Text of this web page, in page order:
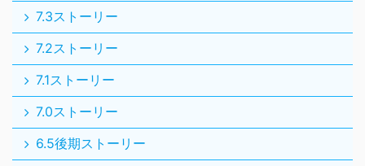
7.3ストーリー
7.2ストーリー
7.1ストーリー
7.0ストーリー
6.5後期ストーリー